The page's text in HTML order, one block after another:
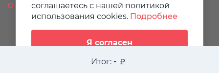
Итог: -
О файлах Cookie
соглашаетесь с нашей политикой
использования cookies. Подробнее
Я согласен